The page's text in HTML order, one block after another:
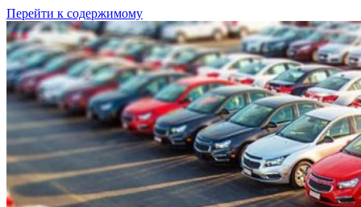
Перейти к содержимому